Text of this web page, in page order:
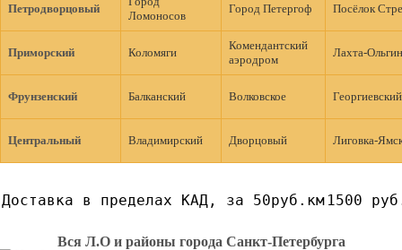
Петродворцовый
Ломоносов
Город Петергоф Посёлок
Приморский Коломяги
Комендантский
аэродром
Лахта-
Фрунзенский Балканский Волковское Георгиевский
Центральный Владимирский Дворцовый Лиговка-
Доставка в пределах КАД, за 50руб.км 1500
Вся Л.О и районы города Санкт-Петербурга